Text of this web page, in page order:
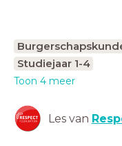
Studiejaar 1-4
Toon 4 meer
Les van